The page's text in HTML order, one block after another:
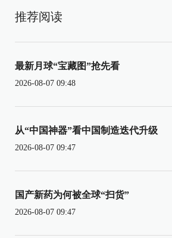
推荐阅读
最新月球“宝藏图”抢先看
2026-08-07 09:48
从“中国神器”看中国制造迭代升级
2026-08-07 09:47
国产新药为何被全球“扫货”
2026-08-07 09:47